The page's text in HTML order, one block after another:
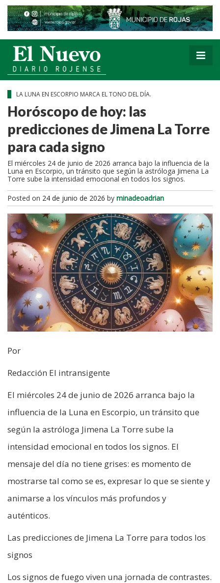
LA LUNA EN ESCORPIO MARCA EL TONO DEL DÍA.
Horóscopo de hoy: las
predicciones de Jimena La Torre
para cada signo
El miércoles 24 de junio de 2026 arranca bajo la influencia de la
Luna en Escorpio, un tránsito que según la astróloga Jimena La
Torre sube la intensidad emocional en todos los signos.
Posted on 24 de junio de 2026 by minadeoadrian
Por
Redacción El intransigente
El miércoles 24 de junio de 2026 arranca bajo la
influencia de la Luna en Escorpio, un tránsito que
según la astróloga Jimena La Torre sube la
intensidad emocional en todos los signos. El
mensaje del día no tiene grises: es momento de
mostrarse tal como se es, expresar lo que se siente y
animarse a los vínculos más profundos y
auténticos.
Las predicciones de Jimena La Torre para todos los
signos
Los signos de fuego viven una jornada de contrastes.